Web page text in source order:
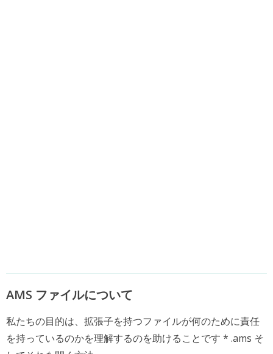
AMS ファイルについて
私たちの目的は、拡張子を持つファイルが何のために責任
を持っているのかを理解するのを助けることです * .ams そ